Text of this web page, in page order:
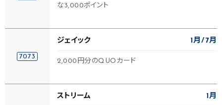
な3,000ポイント
7073
ジェイック 1月 7月
2,000円分のQUOカード
ストリーム 1月